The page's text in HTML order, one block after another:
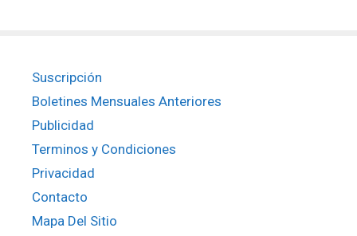
Suscripción
Boletines Mensuales Anteriores
Publicidad
Terminos y Condiciones
Privacidad
Contacto
Mapa Del Sitio